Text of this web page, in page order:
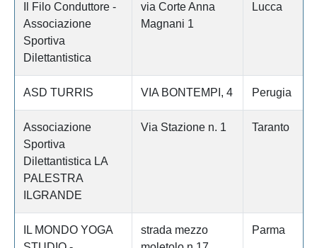
Il Filo Conduttore -
Associazione
Sportiva
Dilettantistica
via Corte Anna
Magnani 1
Lucca
ASD TURRIS VIA BONTEMPI, 4 Perugia
Associazione
Sportiva
Dilettantistica LA
PALESTRA
ILGRANDE
Via Stazione n. 1 Taranto
IL MONDO YOGA
strada mezzo
Parma